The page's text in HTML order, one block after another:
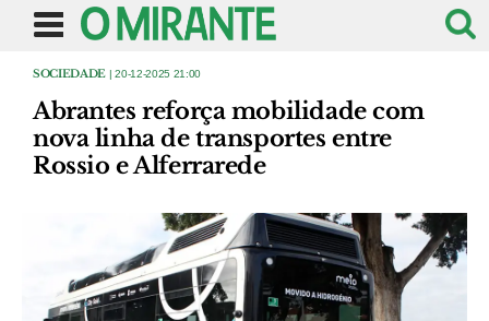
SOCIEDADE | 20-12-2025 21:00
Abrantes reforça mobilidade com
nova linha de transportes entre
Rossio e Alferrarede